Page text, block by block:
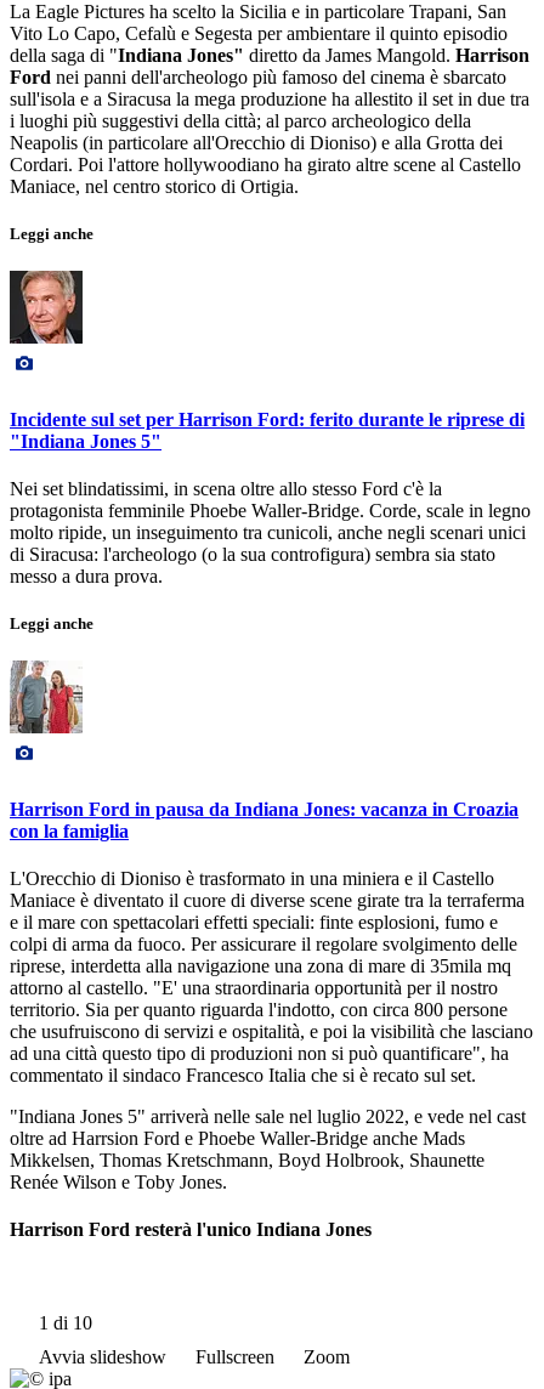
La Eagle Pictures ha scelto la Sicilia e in particolare Trapani, San
Vito Lo Capo, Cefalù e Segesta per ambientare il quinto episodio
della saga di "Indiana Jones" diretto da James Mangold. Harrison
Ford nei panni dell'archeologo più famoso del cinema è sbarcato
sull'isola e a Siracusa la mega produzione ha allestito il set in due tra
i luoghi più suggestivi della città; al parco archeologico della
Neapolis (in particolare all'Orecchio di Dioniso) e alla Grotta dei
Cordari. Poi l'attore hollywoodiano ha girato altre scene al Castello
Maniace, nel centro storico di Ortigia.
Leggi anche
Incidente sul set per Harrison Ford: ferito durante le riprese di
"Indiana Jones 5"
Nei set blindatissimi, in scena oltre allo stesso Ford c'è la
protagonista femminile Phoebe Waller-Bridge. Corde, scale in legno
molto ripide, un inseguimento tra cunicoli, anche negli scenari unici
di Siracusa: l'archeologo (o la sua controfigura) sembra sia stato
messo a dura prova.
Leggi anche
Harrison Ford in pausa da Indiana Jones: vacanza in Croazia
con la famiglia
L'Orecchio di Dioniso è trasformato in una miniera e il Castello
Maniace è diventato il cuore di diverse scene girate tra la terraferma
e il mare con spettacolari effetti speciali: finte esplosioni, fumo e
colpi di arma da fuoco. Per assicurare il regolare svolgimento delle
riprese, interdetta alla navigazione una zona di mare di 35mila mq
attorno al castello. "E' una straordinaria opportunità per il nostro
territorio. Sia per quanto riguarda l'indotto, con circa 800 persone
che usufruiscono di servizi e ospitalità, e poi la visibilità che lasciano
ad una città questo tipo di produzioni non si può quantificare", ha
commentato il sindaco Francesco Italia che si è recato sul set.
"Indiana Jones 5" arriverà nelle sale nel luglio 2022, e vede nel cast
oltre ad Harrsion Ford e Phoebe Waller-Bridge anche Mads
Mikkelsen, Thomas Kretschmann, Boyd Holbrook, Shaunette
Renée Wilson e Toby Jones.
Harrison Ford resterà l'unico Indiana Jones
1 di 10
Avvia slideshow
Fullscreen Zoom